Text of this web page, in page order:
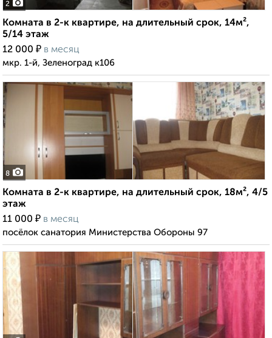
2
Комната в 2-к квартире, на длительный срок, 14м²,
5/14 этаж
12 000 ₽ в месяц
мкр. 1-й, Зеленоград к106
8
Комната в 2-к квартире, на длительный срок, 18м², 4/5
этаж
11 000 ₽ в месяц
посёлок санатория Министерства Обороны 97